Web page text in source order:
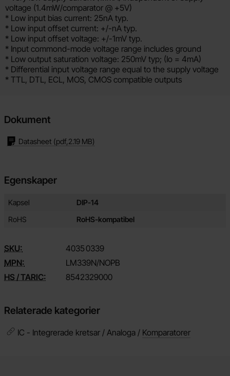
voltage (1.4mW/comparator @ +5V)
* Low input bias current: 25nA typ.
* Low input offset current: +/-nA typ.
* Low input offset voltage: +/-1mV typ.
* Input commond-mode voltage range includes ground
* Low output saturation voltage: 250mV typ; (Io = 4mA)
* Differential input voltage range equal to the supply voltage
* TTL, DTL, ECL, MOS, CMOS compatible outputs
Dokument
Datasheet (pdf, 2.19 MB)
Egenskaper
Egenskaper/attribut för denna produkt
Attribut
Kapsel
DIP-14
RoHS
RoHS-kompatibel
SKU: 4035 0339
MPN:
LM339N/NOPB
HS / TARIC:
8542329000
Relaterade kategorier
IC - Integrerade kretsar / Analoga / Komparatorer